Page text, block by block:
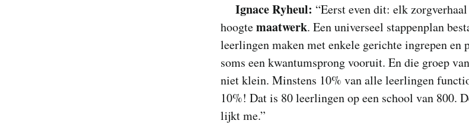
Ignace Ryheul: “Eerst even dit: elk
hoogtemaatwerk. Een universeel stappenplan
leerlingen maken met enkele gerichte ingrepen en
soms een kwantumsprong vooruit. En die groep
niet klein. Minstens 10% van alle leerlingen
10%! Dat is 80 leerlingen op een school van 800.
lijkt me.”